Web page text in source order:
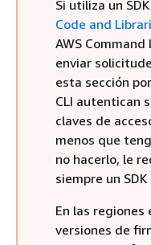
Si utiliza un
Code and
AWS Command
enviar
esta sección
CLI autentican
claves de
menos que
no hacerlo, le
siempre un SDK
En las regiones
versiones de